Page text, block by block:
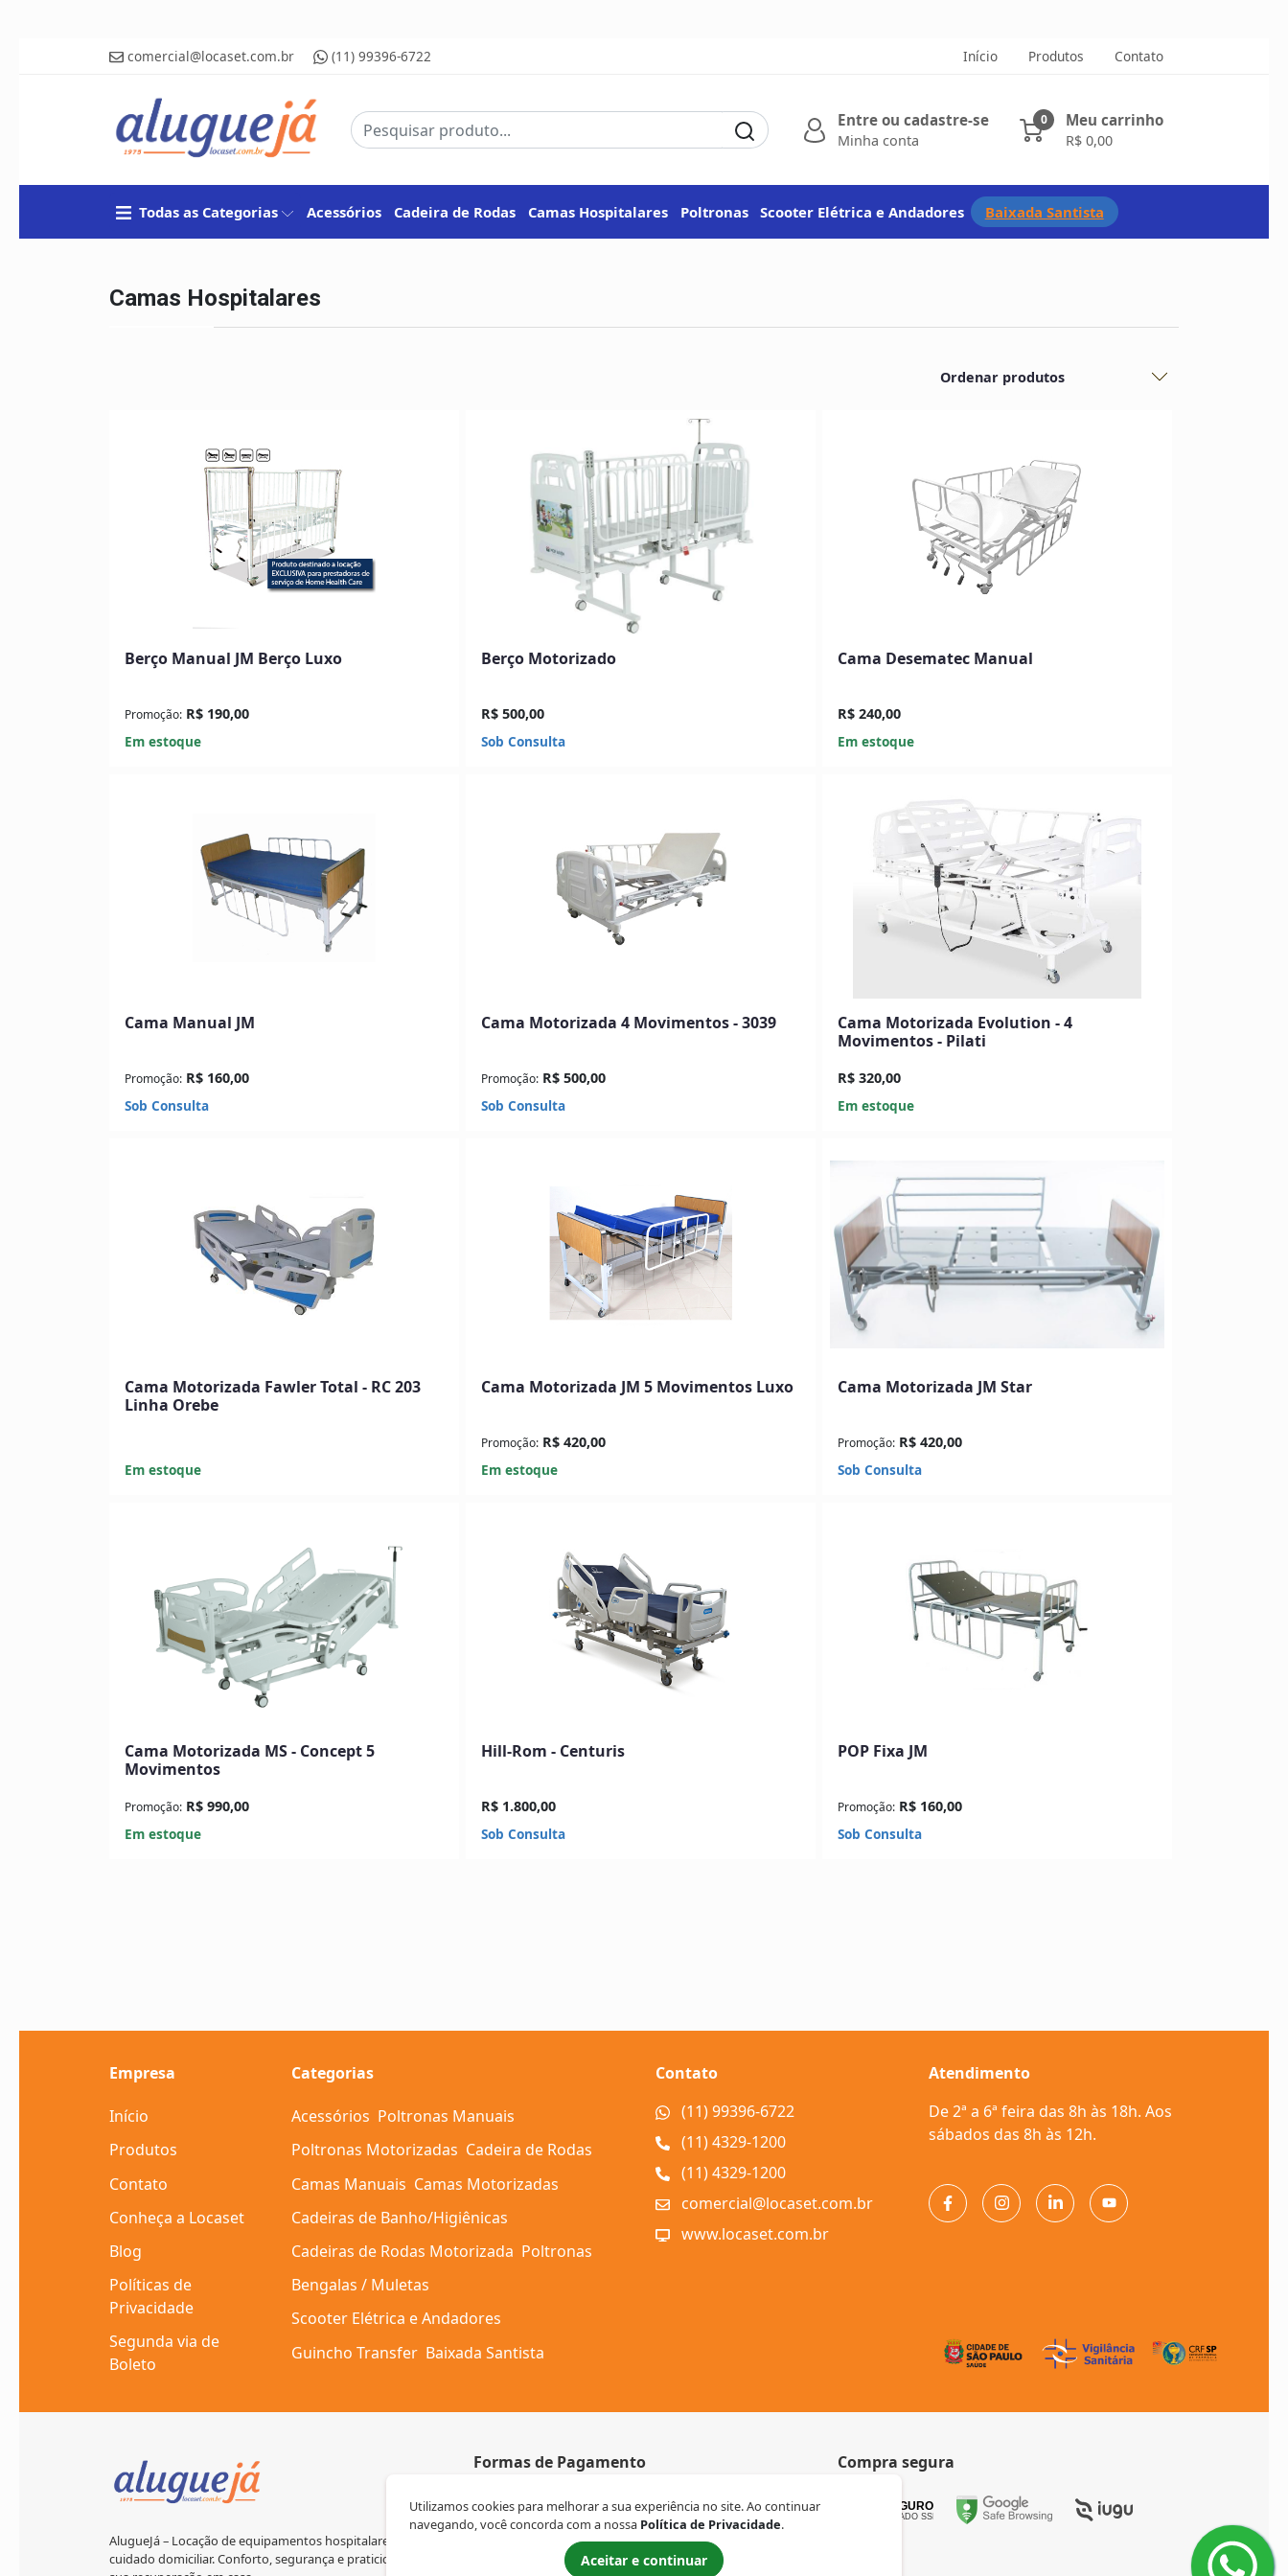
comercial@locaset.com.br (11) 99396-6722 Início Produtos Contato
Entre ou cadastre-se
Minha conta
0 Meu carrinho
R$ 0,00
Todas as Categorias Acessórios Cadeira de Rodas Camas Hospitalares Poltronas Scooter Elétrica e Andadores Baixada Santista
Camas Hospitalares
Berço Manual JM Berço Luxo
Promoção: R$ 190,00
Em estoque
Berço Motorizado
R$ 500,00
Sob Consulta
Cama Desematec Manual
R$ 240,00
Em estoque
Cama Manual JM
Promoção: R$ 160,00
Sob Consulta
Cama Motorizada 4 Movimentos - 3039
Promoção: R$ 500,00
Sob Consulta
Cama Motorizada Evolution - 4
Movimentos - Pilati
R$ 320,00
Em estoque
Cama Motorizada Fawler Total - RC 203
Linha Orebe
Em estoque
Cama Motorizada JM 5 Movimentos Luxo
Promoção: R$ 420,00
Em estoque
Cama Motorizada JM Star
Promoção: R$ 420,00
Sob Consulta
Cama Motorizada MS - Concept 5
Movimentos
Promoção: R$ 990,00
Em estoque
Hill-Rom - Centuris
R$ 1.800,00
Sob Consulta
POP Fixa JM
Promoção: R$ 160,00
Sob Consulta
Empresa
Início
Produtos
Contato
Conheça a Locaset
Blog
Políticas de
Privacidade
Segunda via de
Boleto
Categorias
Acessórios Poltronas Manuais
Poltronas Motorizadas Cadeira de Rodas
Camas Manuais Camas Motorizadas
Cadeiras de Banho/Higiênicas
Cadeiras de Rodas Motorizada Poltronas
Bengalas / Muletas
Scooter Elétrica e Andadores
Guincho Transfer Baixada Santista
Contato
(11) 99396-6722
(11) 4329-1200
(11) 4329-1200
comercial@locaset.com.br
www.locaset.com.br
Atendimento
De 2ª a 6ª feira das 8h às 18h. Aos
sábados das 8h às 12h.
AlugueJá – Locação de equipamentos hospitalares para
cuidado domiciliar. Conforto, segurança e praticidade para
Formas de Pagamento
Crédito
Compra segura
SITE SEGURO
CERTIFICADO SSL
Utilizamos cookies para melhorar a sua experiência no site. Ao continuar
navegando, você concorda com a nossa Política de Privacidade.
Aceitar e continuar